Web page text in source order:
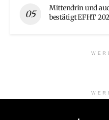
Mittendrin und
bestätigt EFHT